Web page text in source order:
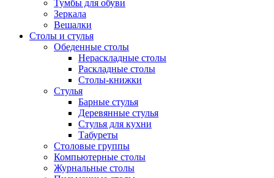
Тумбы для обуви
Зеркала
Вешалки
Столы и стулья
Обеденные столы
Нераскладные столы
Раскладные столы
Столы-книжки
Стулья
Барные стулья
Деревянные стулья
Стулья для кухни
Табуреты
Столовые группы
Компьютерные столы
Журнальные столы